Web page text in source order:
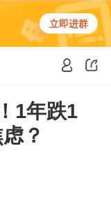
立即进群
1年跌1
？